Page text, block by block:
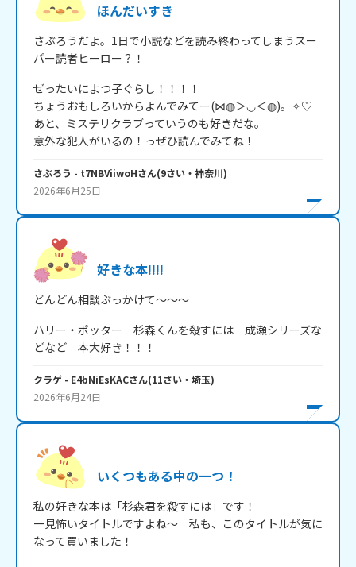
ほんだいすき
さぶろうだよ。1日で小説などを読み終わってしまうスー
パー読者ヒーロー？！
ぜったいによつ子ぐらし！！！！
ちょうおもしろいからよんでみてー(⋈◍＞◡＜◍)。✧♡
あと、ミステリクラブっていうのも好きだな。
意外な犯人がいるの！っぜひ読んでみてね！
さぶろう - t7NBViiwoHさん(9さい・ 神奈川)
2026年6月25日
好きな本!!!!
どんどん相談ぶっかけて～～～
ハリー・ポッター　杉森くんを殺すには　成瀬シリーズな
どなど　本大好き！！！
クラゲ - E4bNiEsKACさん(11さい・ 埼玉)
2026年6月24日
いくつもある中の一つ！
私の好きな本は「杉森君を殺すには」です！
一見怖いタイトルですよね～　私も、このタイトルが気に
なって買いました！